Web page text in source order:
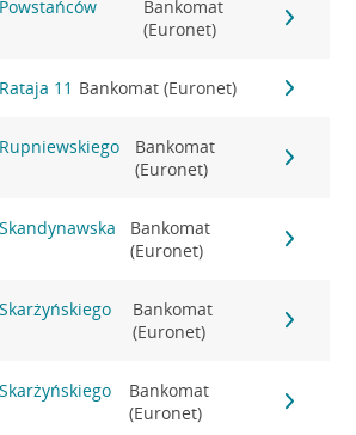
Bankomat
(Euronet)
11 Bankomat (Euronet)
Bankomat
(Euronet)
Bankomat
(Euronet)
Bankomat
(Euronet)
Bankomat
(Euronet)